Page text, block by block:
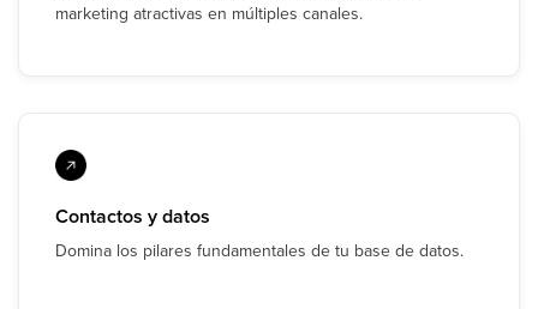
marketing atractivas en múltiples canales.
Contactos y datos
Domina los pilares fundamentales de tu base de datos.